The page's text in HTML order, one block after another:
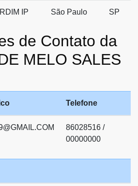
IP São Paulo SP
de Contato da
MELO SALES
Telefone
86028516 /
00000000